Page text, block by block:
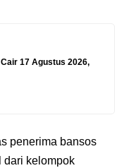
17 Agustus 2026,
penerima bansos
dari kelompok